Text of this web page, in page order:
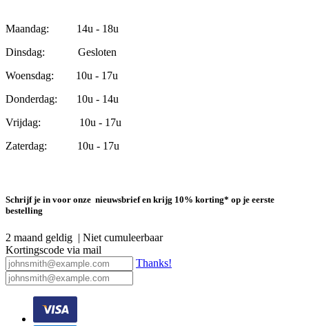
Maandag: 14u - 18u
Dinsdag: Gesloten
Woensdag: 10u - 17u
Donderdag: 10u - 14u
Vrijdag: 10u - 17u
Zaterdag: 10u - 17u
Schrijf je in voor onze nieuwsbrief en krijg 10% korting* op je eerste
bestelling
2 maand geldig | Niet cumuleerbaar
Kortingscode via mail
Thanks!